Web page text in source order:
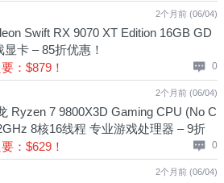
2个月前 (06/04)
Swift RX 9070 XT Edition 16GB GD
显卡 – 85折优惠！
：$879！
0
2个月前 (06/04)
Ryzen 7 9800X3D Gaming CPU (No C
8核16线程 专业游戏处理器 – 9折
：$629！ 0
2个月前 (06/04)